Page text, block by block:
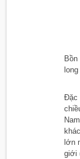
long
Đặc
lớn
giới